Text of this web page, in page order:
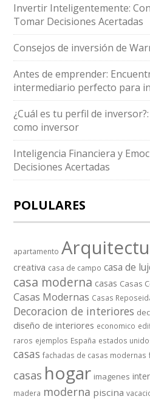
Invertir Inteligentemente:
Tomar Decisiones Acertadas
Consejos de inversión de
Antes de emprender:
intermediario perfecto para
¿Cuál es tu perfil de
como inversor
Inteligencia Financiera y
Decisiones Acertadas
POLULARES
apartamento
creativa casa de campo casa de
casa moderna casas Casas
Casas Modernas Casas
Decoracion de interiores
diseño de interiores economico
raros ejemplos España estados
casas fachadas de casas modernas
casas hogar imagenes
madera moderna piscina